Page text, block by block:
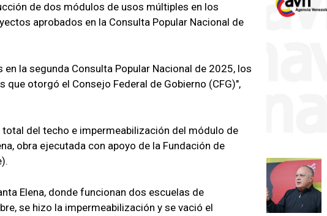
de dos módulos de usos múltiples en los
aprobados en la Consulta Popular Nacional de
la segunda Consulta Popular Nacional de 2025, los
otorgó el Consejo Federal de Gobierno (CFG)",
del techo e impermeabilización del módulo de
obra ejecutada con apoyo de la Fundación de
Elena, donde funcionan dos escuelas de
se hizo la impermeabilización y se vació el